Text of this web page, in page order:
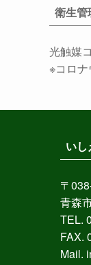
衛生管
光触媒
※コロ
い
〒
青森
TEL.
FAX.
Mail.